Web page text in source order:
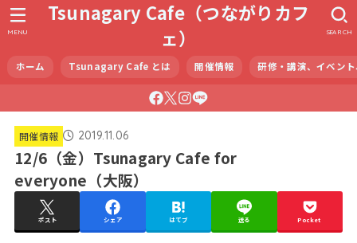
Tsunagary Cafe（つながりカフ
ェ）
ホーム Tsunagary Cafe とは 開催情報 研修・講演、イベン
SEARCH
MENU
開催情報 2019.11.06
12/6（金）Tsunagary Cafe for
everyone（大阪）
ポスト シェア はてブ 送る Pocket